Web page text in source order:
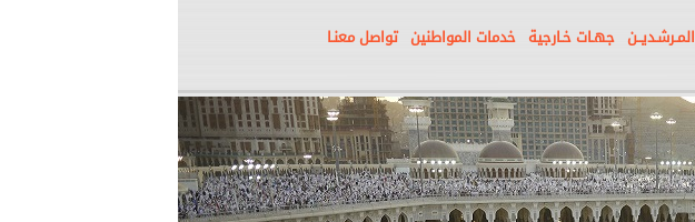
المـرشـديــن جهـات خـارجية خدمات المواطنين تواصل معنـا